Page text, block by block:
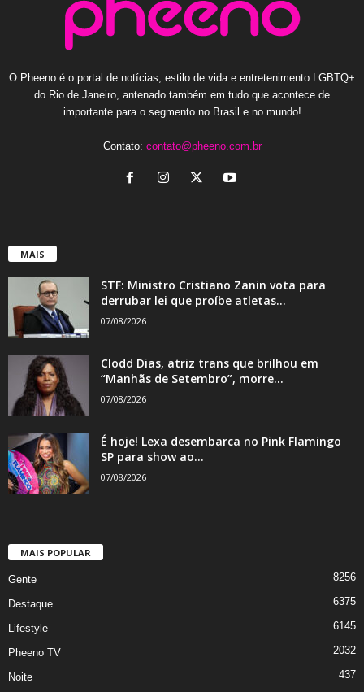
O Pheeno é o portal de notícias, estilo de vida e entretenimento LGBTQ+
do Rio de Janeiro, antenado também em tudo que acontece de
importante para o segmento no Brasil e no mundo!
Contato: contato@pheeno.com.br
MAIS
STF: Ministro Cristiano Zanin vota para
derrubar lei que proíbe atletas...
07/08/2026
Clodd Dias, atriz trans que brilhou em
“Manhãs de Setembro”, morre...
07/08/2026
É hoje! Lexa desembarca no Pink Flamingo
SP para show ao...
07/08/2026
MAIS POPULAR
Gente 8256
Destaque 6375
Lifestyle 6145
Pheeno TV 2032
Noite 437